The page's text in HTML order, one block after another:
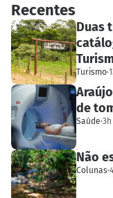
Recentes
Duas
Turismo·
de
Saúde·3h
Não
Colunas·